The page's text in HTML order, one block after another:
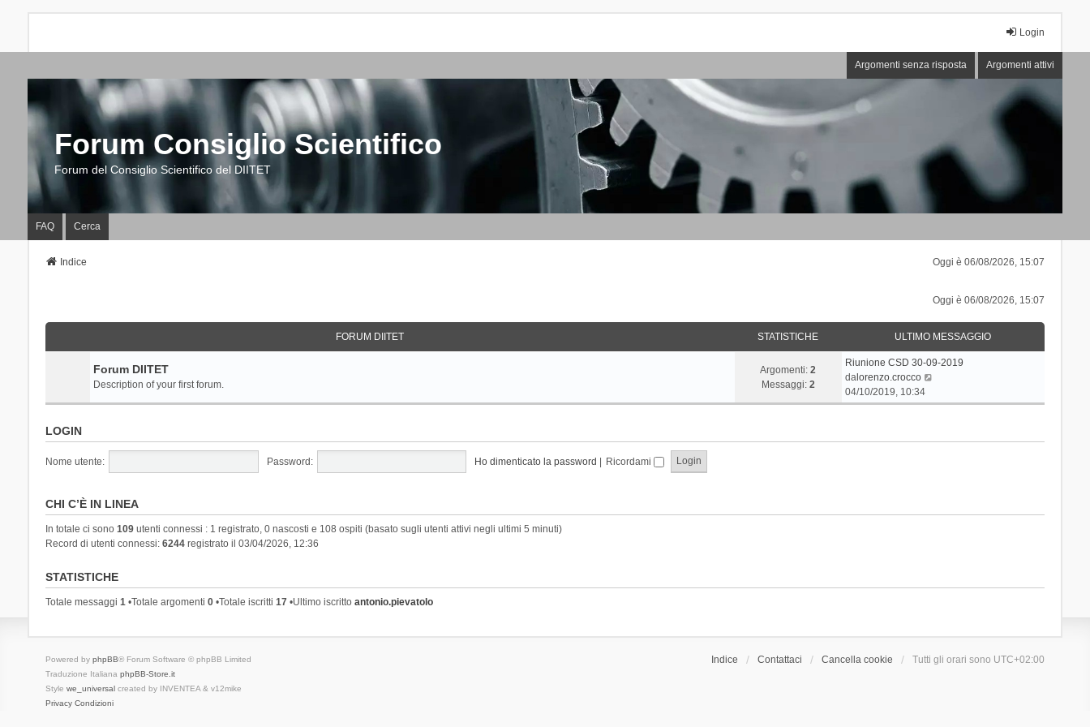
Login
Argomenti senza risposta Argomenti attivi
Forum Consiglio Scientifico
Forum del Consiglio Scientifico del DIITET
FAQ Cerca
Oggi è 06/08/2026, 15:07
Indice
Oggi è 06/08/2026, 15:07
FORUM DIITET STATISTICHE ULTIMO MESSAGGIO
Forum DIITET
Description of your first forum.
Argomenti:2
Messaggi: 2
Riunione CSD 30-09-2019
dalorenzo.crocco
d
o
04/10/2019, 10:34
LOGIN
Nome utente: Password: Ho dimenticato la password | Ricordami
CHI C’È IN LINEA
In totale ci sono 109utenti connessi : 1 registrato, 0 nascosti e 108 ospiti (basato sugli utenti attivi negli ultimi 5 minuti)
Record di utenti connessi: 6244registrato il 03/04/2026, 12:36
STATISTICHE
Totale messaggi 1•Totale argomenti 0•Totale iscritti 17•Ultimo iscritto antonio.pievatolo
Indice Contattaci Cancella cookie Tutti gli orari sono UTC+02:00
Powered by phpBB® Forum Software © phpBB Limited
Traduzione Italiana phpBB-Store.it
Style we_universalcreated by INVENTEA & v12mike
Privacy Condizioni